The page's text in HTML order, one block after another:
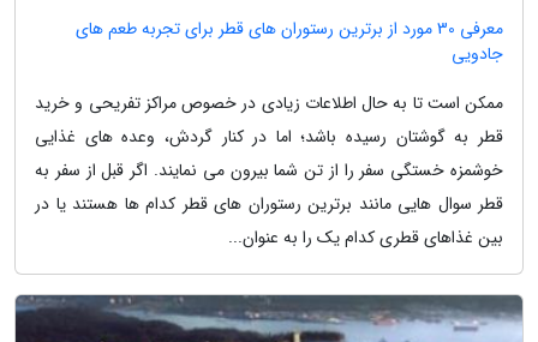
معرفی 30 مورد از برترین رستوران های قطر برای تجربه طعم های
جادویی
ممکن است تا به حال اطلاعات زیادی در خصوص مراکز تفریحی و خرید
قطر به گوشتان رسیده باشد؛ اما در کنار گردش، وعده های غذایی
خوشمزه خستگی سفر را از تن شما بیرون می نمایند. اگر قبل از سفر به
قطر سوال هایی مانند برترین رستوران های قطر کدام ها هستند یا در
بین غذاهای قطری کدام یک را به عنوان...